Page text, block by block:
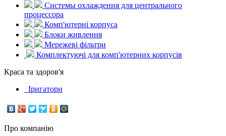
Системы охлаждения для центрального
процессора
Комп'ютерні корпуса
Блоки живлення
Мережеві фільтри
Комплектуючі для комп'ютерних корпусів
Краса та здоров'я
Іригатори
Про компанію